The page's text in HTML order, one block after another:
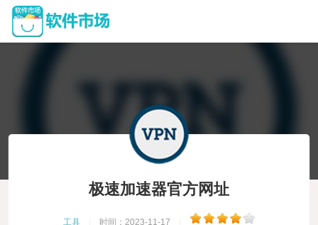
极速加速器官方网址
工具 时间：2023-11-17